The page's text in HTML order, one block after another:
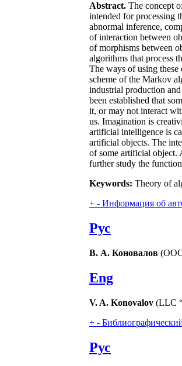
Abstract. The concept
intended for processing
abnormal inference,
of interaction between
of morphisms between
algorithms that process
The ways of using
scheme of the Markov
industrial production
been established that
it, or may not interact
us. Imagination is
artificial intelligence is
artificial objects. The
of some artificial object.
further study the
Keywords: Theory of
+ - Информация об
Рус
В. А. Коновалов (ООО
Eng
V. A. Konovalov (LLC
+ -
Рус